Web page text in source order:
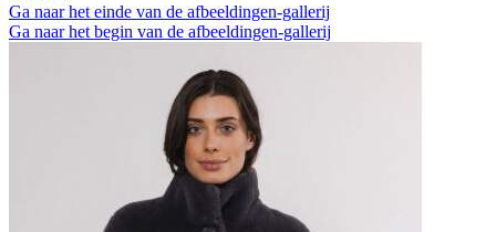
Ga naar het einde van de afbeeldingen-gallerij
Ga naar het begin van de afbeeldingen-gallerij